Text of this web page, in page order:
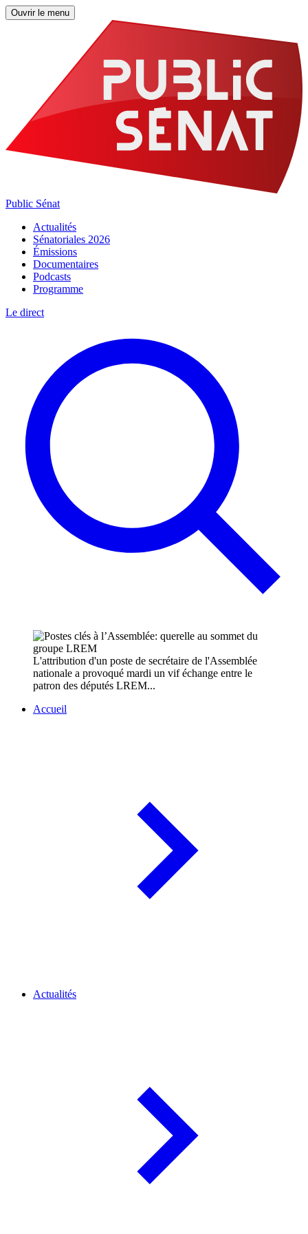
Ouvrir le menu
Public Sénat
Actualités
Sénatoriales 2026
Émissions
Documentaires
Podcasts
Programme
Le direct
L'attribution d'un poste de secrétaire de l'Assemblée
nationale a provoqué mardi un vif échange entre le
patron des députés LREM...
Accueil
Actualités